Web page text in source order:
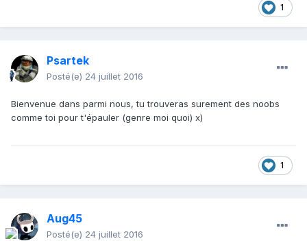
1
Psartek
Posté(e) 24 juillet 2016
Bienvenue dans parmi nous, tu trouveras surement des noobs
comme toi pour t'épauler (genre moi quoi) x)
1
Aug45
Posté(e) 24 juillet 2016